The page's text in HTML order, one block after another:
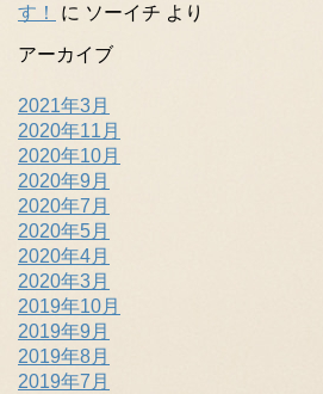
す！
に ソーイチ より
アーカイブ
2021年3月
2020年11月
2020年10月
2020年9月
2020年7月
2020年5月
2020年4月
2020年3月
2019年10月
2019年9月
2019年8月
2019年7月